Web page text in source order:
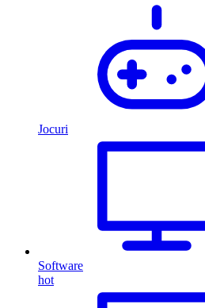
Jocuri
Software
hot